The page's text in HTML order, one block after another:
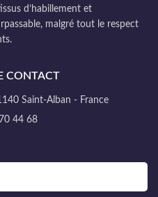
d’habillement et
malgré tout le respect
CONTACT
Saint-Alban - France
44 68